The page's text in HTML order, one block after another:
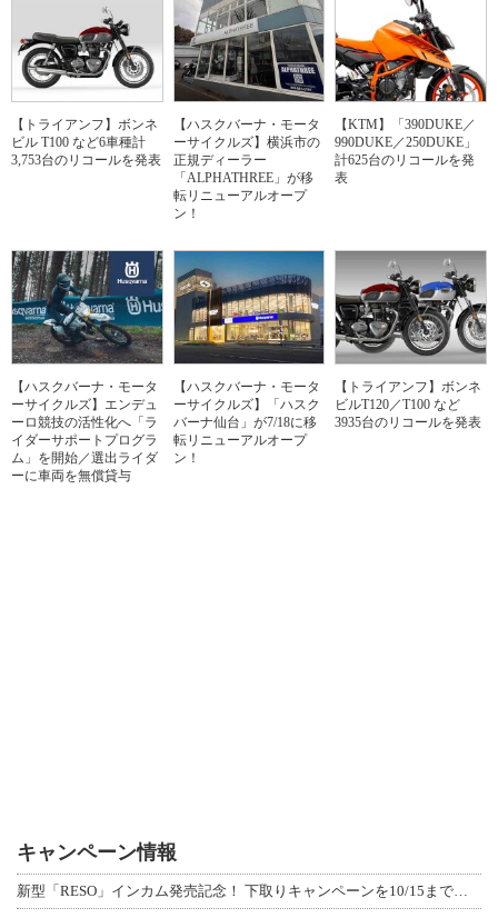
【トライアンフ】ボンネ
ビル T100 など6車種計
3,753台のリコールを発表
【ハスクバーナ・モータ
ーサイクルズ】横浜市の
正規ディーラー
「ALPHATHREE」が移
転リニューアルオープ
ン！
【KTM】「390DUKE／
990DUKE／250DUKE」
計625台のリコールを発
表
【ハスクバーナ・モータ
ーサイクルズ】エンデュ
ーロ競技の活性化へ「ラ
イダーサポートプログラ
ム」を開始／選出ライダ
ーに車両を無償貸与
【ハスクバーナ・モータ
ーサイクルズ】「ハスク
バーナ仙台」が7/18に移
転リニューアルオープ
ン！
【トライアンフ】ボンネ
ビルT120／T100 など
3935台のリコールを発表
キャンペーン情報